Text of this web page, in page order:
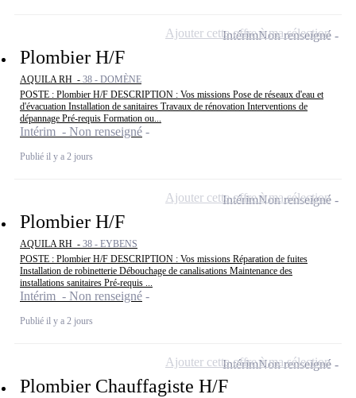
Plombier H/F
AQUILA RH - 38 - DOMÈNE
POSTE : Plombier H/F DESCRIPTION : Vos missions Pose de réseaux d'eau et
d'évacuation Installation de sanitaires Travaux de rénovation Interventions de
dépannage Pré-requis Formation ou...
Intérim - Non renseigné
Publié il y a 2 jours
IntérimNon renseigné
Ajouter cette offre à ma sélection
Plombier H/F
AQUILA RH - 38 - EYBENS
POSTE : Plombier H/F DESCRIPTION : Vos missions Réparation de fuites
Installation de robinetterie Débouchage de canalisations Maintenance des
installations sanitaires Pré-requis ...
Intérim - Non renseigné
Publié il y a 2 jours
IntérimNon renseigné
Ajouter cette offre à ma sélection
Plombier Chauffagiste H/F
IntérimNon renseigné
Ajouter cette offre à ma sélection